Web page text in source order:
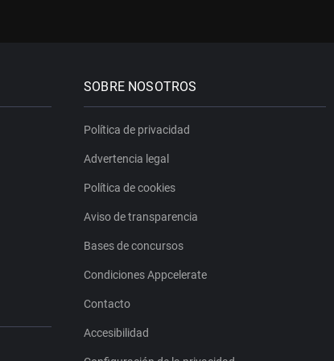
SOBRE NOSOTROS
Política de privacidad
Advertencia legal
Política de cookies
Aviso de transparencia
Bases de concursos
Condiciones Appcelerate
Contacto
Accesibilidad